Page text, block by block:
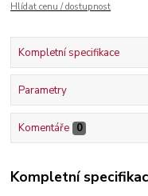
Hlídat cenu / dostupnost
Kompletní specifikace
Parametry
Komentáře 0
Kompletní